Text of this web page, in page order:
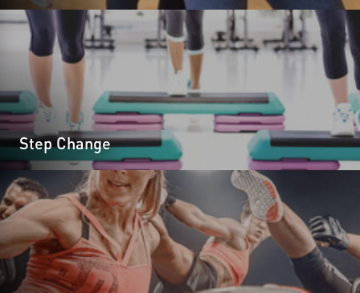
Step Change